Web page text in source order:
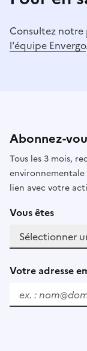
Consultez notre
l'équipe Envergo.
Abonnez-
Tous les 3 mois,
environnementale
lien avec votre
Vous êtes
Votre adresse